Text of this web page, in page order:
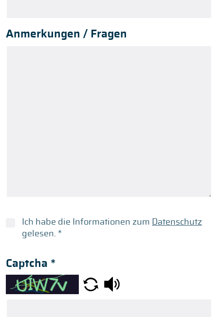
Anmerkungen / Fragen
Ich habe die Informationen zum Datenschutz
gelesen. *
Captcha *